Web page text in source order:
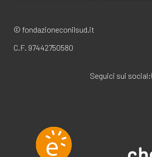
© fondazioneconilsud.it
C.F. 97442750580
Seguici sui social: